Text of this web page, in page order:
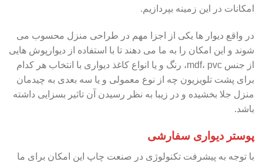
امکانات در این زمینه بپردازیم.
در واقع دیوار ها یکی از اجزا مهم در طراحی منزل محسوب می
شوند و این امکان را به ما می دهند تا با استفاده از دیوارپوش هایی
از جنس mdf، pvc، رنگ و یا انواع کاغذ دیواری با انتخاب هر کدام
برای پشت تلویزیون چه از نوع معمولی و یا سه بعدی به چیدمان
منزل جلا بخشیده و در زیبا به نظر رسیدن آن تاثیر بسزایی داشته
باشد.
پوستر دیواری سفارشی
با توجه به پیشرفت تکنولوژی در صنعت چاپ این امکان برای ما